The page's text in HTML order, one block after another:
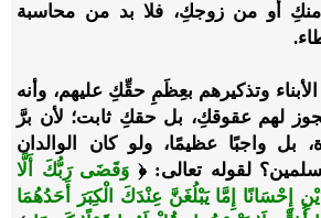
أو من زوجكِ، فلا بد من محاسبة
وتذكيرهم بعِظَمِ حقِّكِ عليهم، وأنه
لهم عقوقكِ، بل حقكِ ثابت؛ لأن برَّ
بل واجبًا عظيمًا، ولو كان الوالدان
لقوله تعالى: ﴿ وَقَضَى رَبُّكَ أَلَّا
إِحْسَانًا إِمَّا يَبْلُغَنَّ عِنْدَكَ الْكِبَرَ أَحَدُهُمَا